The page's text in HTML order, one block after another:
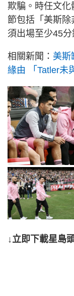
欺騙。時任文化
節包括「美斯
須出場至少45分
相關新聞： 美斯
緣由 「Tatler未
↓立即下載星島